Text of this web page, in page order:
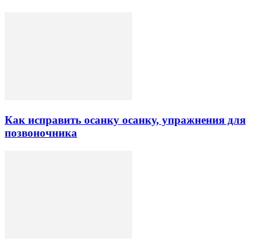
Как исправить осанку осанку, упражнения для
позвоночника